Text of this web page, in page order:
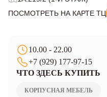
ПОСМОТРЕТЬ НА КАРТЕ ТЦ
10.00 - 22.00
+7 (929) 177-97-15
ЧТО ЗДЕСЬ КУПИТЬ
КОРПУСНАЯ МЕБЕЛЬ